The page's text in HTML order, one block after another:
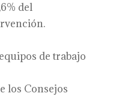
del
de trabajo
los Consejos